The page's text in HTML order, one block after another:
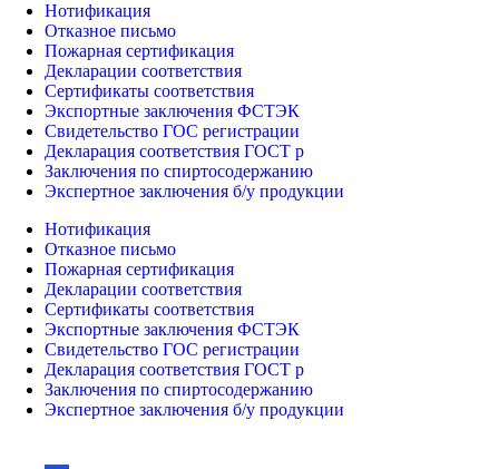
Нотификация
Отказное письмо
Пожарная сертификация
Декларации соответствия
Сертификаты соответствия
Экспортные заключения ФСТЭК
Свидетельство ГОС регистрации
Декларация соответствия ГОСТ р
Заключения по спиртосодержанию
Экспертное заключения б/у продукции
Нотификация
Отказное письмо
Пожарная сертификация
Декларации соответствия
Сертификаты соответствия
Экспортные заключения ФСТЭК
Свидетельство ГОС регистрации
Декларация соответствия ГОСТ р
Заключения по спиртосодержанию
Экспертное заключения б/у продукции